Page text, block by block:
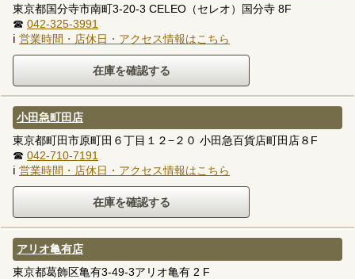
東京都国分寺市南町3-20-3 CELEO（セレオ）国分寺 8F
☎ 042-325-3991
ℹ 営業時間・店休日・アクセス情報はこちら
小田急町田店
東京都町田市原町田６丁目１２−２０ 小田急百貨店町田店８F
☎ 042-710-7191
ℹ 営業時間・店休日・アクセス情報はこちら
アリオ亀有店
東京都葛飾区亀有3-49-3アリオ亀有 2 F